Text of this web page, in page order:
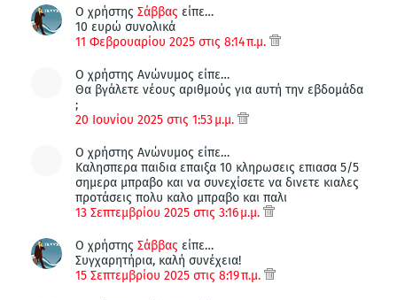
Ο χρήστης Σάββας είπε…
10 ευρώ συνολικά
11 Φεβρουαρίου 2025 στις 8:14 π.μ.
Ο χρήστης Ανώνυμος είπε…
Θα βγάλετε νέους αριθμούς για αυτή την εβδομάδα
;
20 Ιουνίου 2025 στις 1:53 μ.μ.
Ο χρήστης Ανώνυμος είπε…
Καλησπερα παιδια επαιξα 10 κληρωσεις επιασα 5/5
σημερα μπραβο και να συνεχίσετε να δινετε κιαλες
προτάσεις πολυ καλο μπραβο και παλι
13 Σεπτεμβρίου 2025 στις 3:16 μ.μ.
Ο χρήστης Σάββας είπε…
Συγχαρητήρια, καλή συνέχεια!
15 Σεπτεμβρίου 2025 στις 8:19 π.μ.